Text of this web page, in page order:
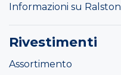
Informazioni su Ralston
Rivestimenti
Assortimento